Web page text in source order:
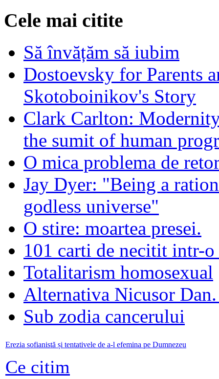
Cele mai citite
Să învățăm să iubim
Dostoevsky for Parents
Skotoboinikov's Story
Clark Carlton:
the sumit of human
O mica problema de
Jay Dyer: "Being a
godless universe"
O stire: moartea presei.
101 carti de necitit intr-
Totalitarism homosexual
Alternativa Nicusor
Sub zodia cancerului
Erezia sofianistă și tentativele de a-l efemina pe Dumnezeu
Ce citim